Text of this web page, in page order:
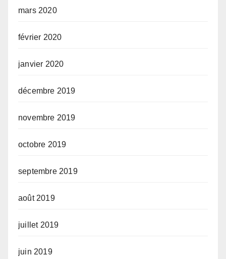
mars 2020
février 2020
janvier 2020
décembre 2019
novembre 2019
octobre 2019
septembre 2019
août 2019
juillet 2019
juin 2019